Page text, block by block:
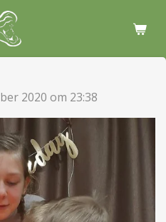
2020 om 23:38